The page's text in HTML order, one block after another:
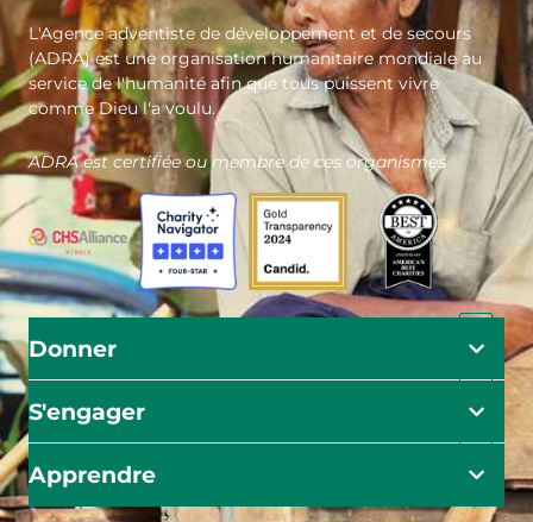
L'Agence adventiste de développement et de secours
(ADRA) est une organisation humanitaire mondiale au
service de l'humanité afin que tous puissent vivre
comme Dieu l'a voulu.
ADRA est certifiée ou membre de ces organismes
Donner
S'engager
Apprendre